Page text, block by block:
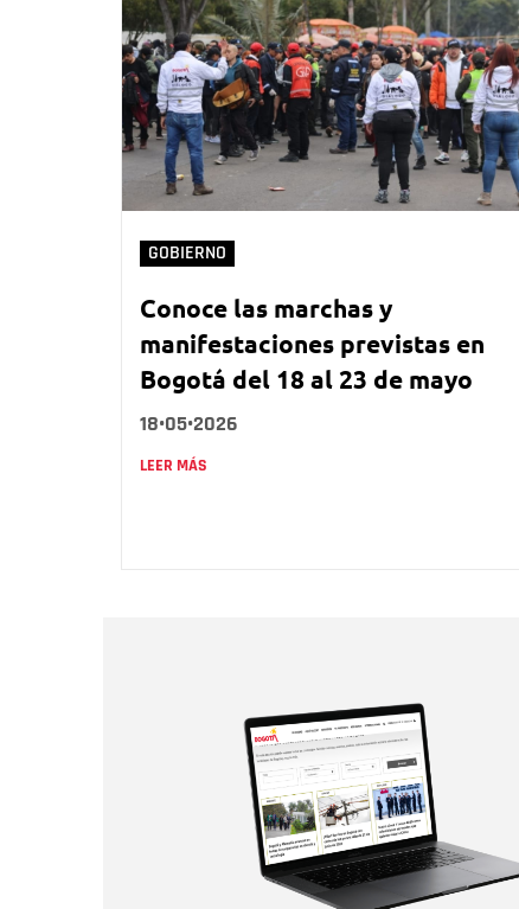
GOBIERNO
Conoce las marchas y
manifestaciones previstas en
Bogotá del 18 al 23 de mayo
18•05•2026
LEER MÁS